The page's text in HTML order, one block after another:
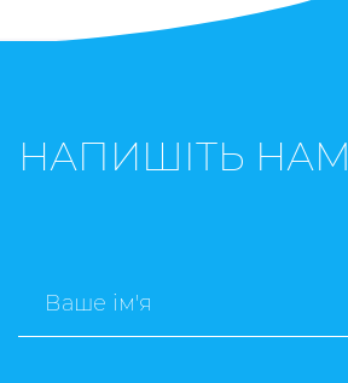
НАПИШІТЬ НАМ
Ваше ім'я